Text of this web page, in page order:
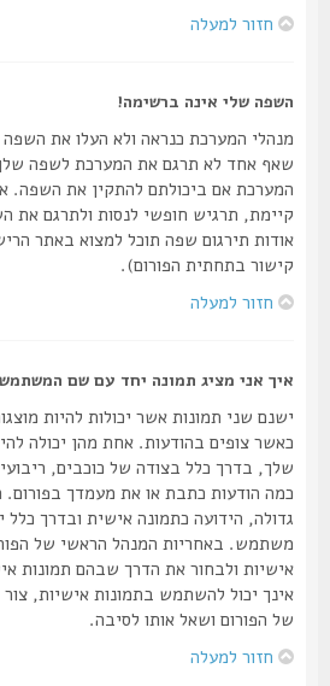
חזור למעלה
השפה שלי אינה ברשימה!
מנהלי המערכת כנראה ולא העלו את השפה
שאף אחד לא תרגם את המערכת לשפה שלך.
המערכת אם ביכולתם להתקין את השפה. אם
קיימת, תרגיש חופשי לנסות ולתרגם את השפה
קישור בתחתית הפורום).
חזור למעלה
איך אני מציג תמונה יחד עם שם המשתמש שלי?
ישנם שני תמונות אשר יכולות להיות
כאשר צופים בהודעות. אחת מהן יכולה להיות
שלך, בדרך כלל בצודה של כוכבים, ריבועים או
כמה הודעות כתבת או את מעמדך בפורום.
גדולה, הידועה כתמונה אישית ובדרך כלל
משתמש. באחריות המנהל הראשי של הפורום
אישיות ולבחור את הדרך שבהם תמונות אישיות
אינך יכול להשתמש בתמונות אישיות, צור
של הפורום ושאל אותו לסיבה.
חזור למעלה